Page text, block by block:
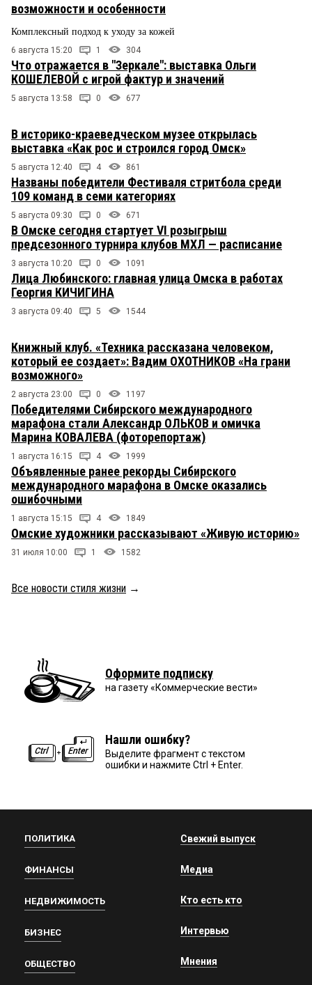
возможности и особенности
Комплексный подход к уходу за кожей
6 августа 15:20 1 304
Что отражается в "Зеркале": выставка Ольги
КОШЕЛЕВОЙ с игрой фактур и значений
5 августа 13:58 0 677
В историко-краеведческом музее открылась
выставка «Как рос и строился город Омск»
5 августа 12:40 4 861
Названы победители Фестиваля стритбола среди
109 команд в семи категориях
5 августа 09:30 0 671
В Омске сегодня стартует VI розыгрыш
предсезонного турнира клубов МХЛ — расписание
3 августа 10:20 0 1091
Лица Любинского: главная улица Омска в работах
Георгия КИЧИГИНА
3 августа 09:40 5 1544
Книжный клуб. «Техника рассказана человеком,
который ее создает»: Вадим ОХОТНИКОВ «На грани
возможного»
2 августа 23:00 0 1197
Победителями Сибирского международного
марафона стали Александр ОЛЬКОВ и омичка
Марина КОВАЛЕВА (фоторепортаж)
1 августа 16:15 4 1999
Объявленные ранее рекорды Сибирского
международного марафона в Омске оказались
ошибочными
1 августа 15:15 4 1849
Омские художники рассказывают «Живую историю»
31 июля 10:00 1 1582
Все новости стиля жизни →
Оформите подписку
на газету «Коммерческие вести»
Нашли ошибку?
Выделите фрагмент с текстом
ошибки и нажмите Ctrl + Enter.
ПОЛИТИКА
ФИНАНСЫ
НЕДВИЖИМОСТЬ
БИЗНЕС
ОБЩЕСТВО
Свежий выпуск
Медиа
Кто есть кто
Интервью
Мнения